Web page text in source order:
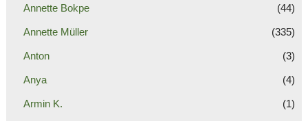
Annette Bokpe (44)
Annette Müller (335)
Anton (3)
Anya (4)
Armin K. (1)